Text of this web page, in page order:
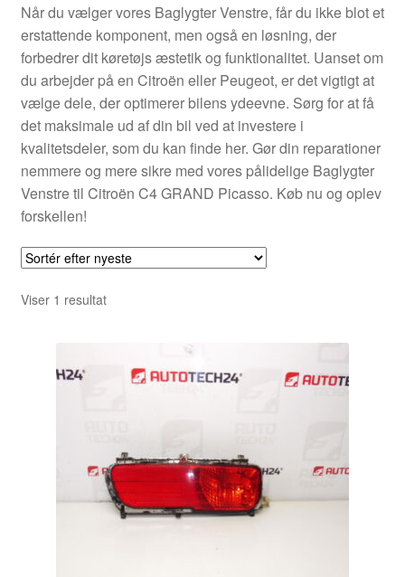
Min Konto
Om os
Privatlivspolitik
Vilkår og betingelser
Når du vælger vores Baglygter Venstre, får du ikke blot et
erstattende komponent, men også en løsning, der
forbedrer dit køretøjs æstetik og funktionalitet. Uanset om
du arbejder på en Citroën eller Peugeot, er det vigtigt at
vælge dele, der optimerer bilens ydeevne. Sørg for at få
det maksimale ud af din bil ved at investere i
kvalitetsdeler, som du kan finde her. Gør din reparationer
nemmere og mere sikre med vores pålidelige Baglygter
Venstre til Citroën C4 GRAND Picasso. Køb nu og oplev
forskellen!
Viser 1 resultat